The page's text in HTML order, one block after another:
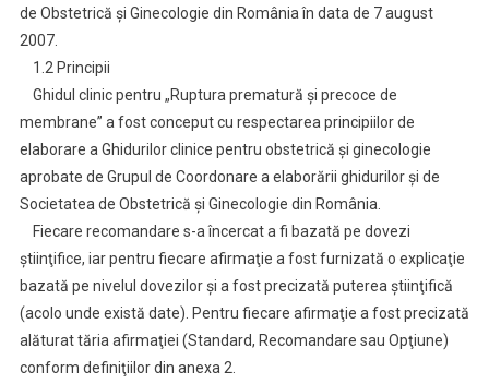
de Obstetrică şi Ginecologie din România în data de 7 august
2007.
1.2 Principii
Ghidul clinic pentru „Ruptura prematură şi precoce de
membrane” a fost conceput cu respectarea principiilor de
elaborare a Ghidurilor clinice pentru obstetrică şi ginecologie
aprobate de Grupul de Coordonare a elaborării ghidurilor şi de
Societatea de Obstetrică şi Ginecologie din România.
Fiecare recomandare s-a încercat a fi bazată pe dovezi
ştiinţifice, iar pentru fiecare afirmaţie a fost furnizată o explicaţie
bazată pe nivelul dovezilor şi a fost precizată puterea ştiinţifică
(acolo unde există date). Pentru fiecare afirmaţie a fost precizată
alăturat tăria afirmaţiei (Standard, Recomandare sau Opţiune)
conform definiţiilor din anexa 2.